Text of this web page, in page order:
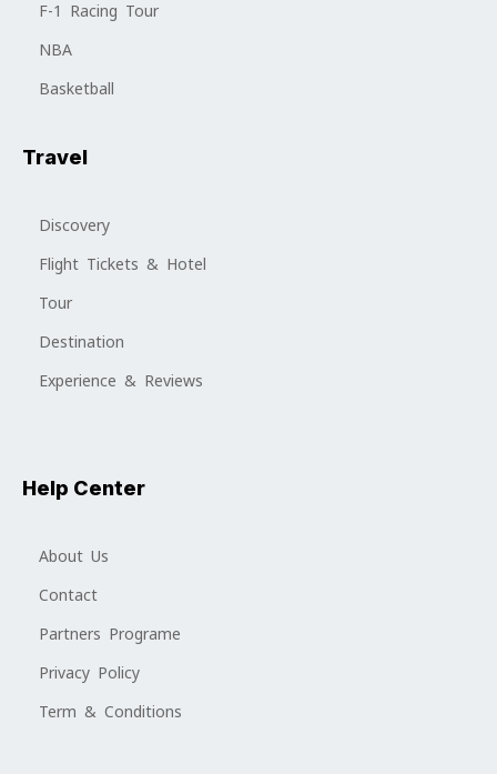
F-1 Racing Tour
NBA
Basketball
Travel
Discovery
Flight Tickets & Hotel
Tour
Destination
Experience & Reviews
Help Center
About Us
Contact
Partners Programe
Privacy Policy
Term & Conditions